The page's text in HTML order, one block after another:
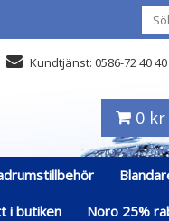
Kundtjänst: 0586-72 40 40
0 kr
i butiken
Noro 25%